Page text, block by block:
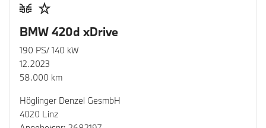
BMW 420d xDrive
190 PS/ 140 kW
12.2023
58.000 km
Höglinger Denzel GesmbH
4020 Linz